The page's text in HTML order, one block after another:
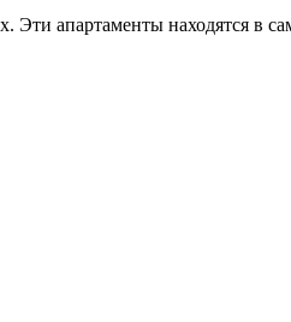
апартаменты находятся в